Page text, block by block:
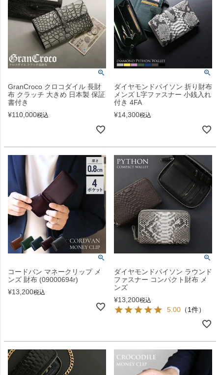
GranCroco クロコダイル 長財
布 クラッチ 大きめ 日本製 保証
書付き
¥110,000税込
ダイヤモンドパイソン 折り財布
メンズ L字ファスナー 小銭入れ
付き 4FA
¥14,300税込
コードバン マネークリップ メ
ンズ 財布 (09000694r)
¥13,200税込
ダイヤモンドパイソン ラウンド
ファスナー コンパクト財布 メ
ンズ
¥13,200税込
5.00 （1件）